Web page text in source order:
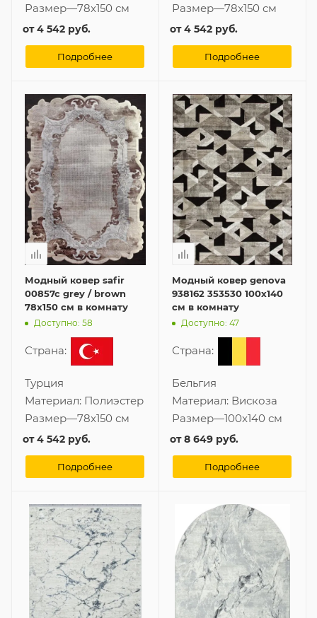
Размер—78x150 см
от4 542 руб.
Подробнее
Размер—78x150 см
от4 542 руб.
Подробнее
Модный ковер safir
00857c grey / brown
78x150 см в комнату
Доступно: 58
Страна:
Турция
Материал: Полиэстер
Размер—78x150 см
от4 542 руб.
Подробнее
Модный ковер genova
938162 353530 100x140
см в комнату
Доступно: 47
Страна:
Бельгия
Материал: Вискоза
Размер—100x140 см
от8 649 руб.
Подробнее